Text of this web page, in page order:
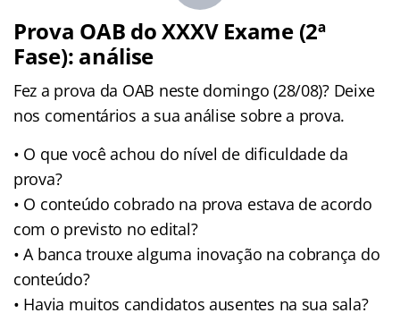
Prova OAB do XXXV Exame (2ª
Fase): análise
Fez a prova da OAB neste domingo (28/08)? Deixe
nos comentários a sua análise sobre a prova.
• O que você achou do nível de dificuldade da
prova?
• O conteúdo cobrado na prova estava de acordo
com o previsto no edital?
• A banca trouxe alguma inovação na cobrança do
conteúdo?
• Havia muitos candidatos ausentes na sua sala?